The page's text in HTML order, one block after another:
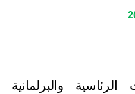
والبرلمانية